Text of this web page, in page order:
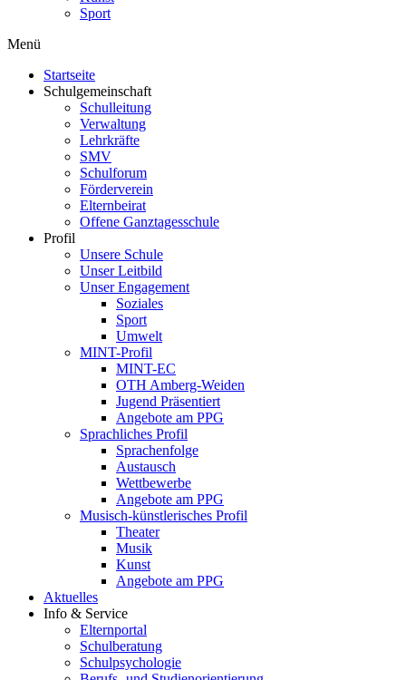
Sport
Menü
Startseite
Schulgemeinschaft
Schulleitung
Verwaltung
Lehrkräfte
SMV
Schulforum
Förderverein
Elternbeirat
Offene Ganztagesschule
Profil
Unsere Schule
Unser Leitbild
Unser Engagement
Soziales
Sport
Umwelt
MINT-Profil
MINT-EC
OTH Amberg-Weiden
Jugend Präsentiert
Angebote am PPG
Sprachliches Profil
Sprachenfolge
Austausch
Wettbewerbe
Angebote am PPG
Musisch-künstlerisches Profil
Theater
Musik
Kunst
Angebote am PPG
Aktuelles
Info & Service
Elternportal
Schulberatung
Schulpsychologie